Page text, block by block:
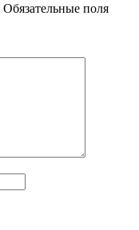
Обязательные поля